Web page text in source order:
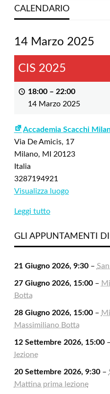
CALENDARIO
14 Marzo 2025
CIS 2025
18:00 – 22:00
14 Marzo 2025
Accademia Scacchi
Via De Amicis, 17
Milano, MI
20123
Italia
3287194921
Visualizza luogo
Leggi tutto
GLI APPUNTAMENTI
21 Giugno 2026, 9:30–
27 Giugno 2026, 15:00–
Botta
28 Giugno 2026, 15:00–
Massimiliano Botta
12 Settembre 2026, 15:00–
lezione
20 Settembre 2026, 9:30–
Mattina prima lezione